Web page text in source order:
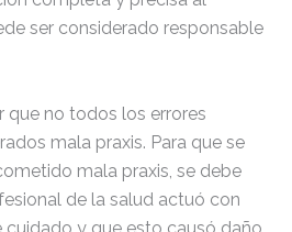
ser considerado responsable
que no todos los errores
mala praxis. Para que se
mala praxis, se debe
de la salud actuó con